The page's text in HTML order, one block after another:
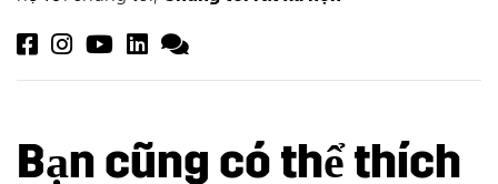
Bạn cũng có thể thích